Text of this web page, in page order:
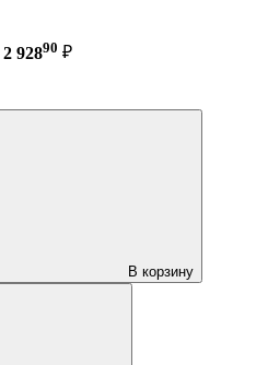
2 92890 ₽
В корзину